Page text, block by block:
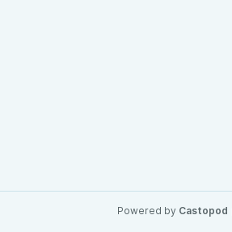
Powered by Castopod